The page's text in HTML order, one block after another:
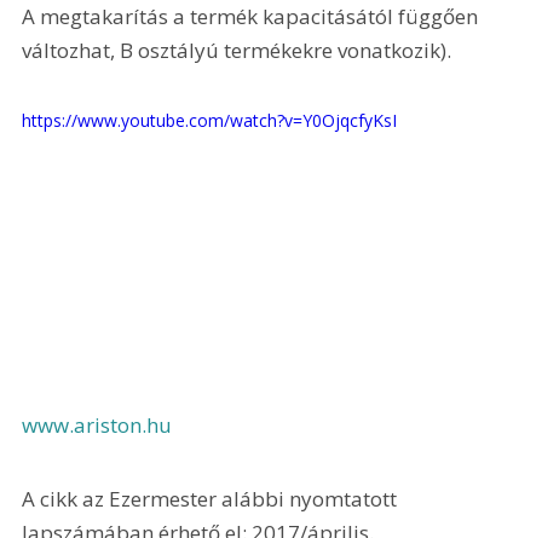
A megtakarítás a termék kapacitásától függően
változhat, B osztályú termékekre vonatkozik).
https://www.youtube.com/watch?v=Y0OjqcfyKsI
www.ariston.hu
A cikk az Ezermester alábbi nyomtatott